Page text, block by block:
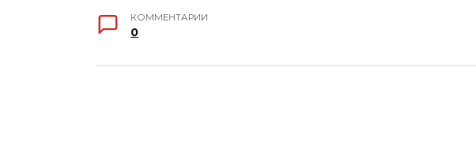
КОММЕНТАРИИ
0